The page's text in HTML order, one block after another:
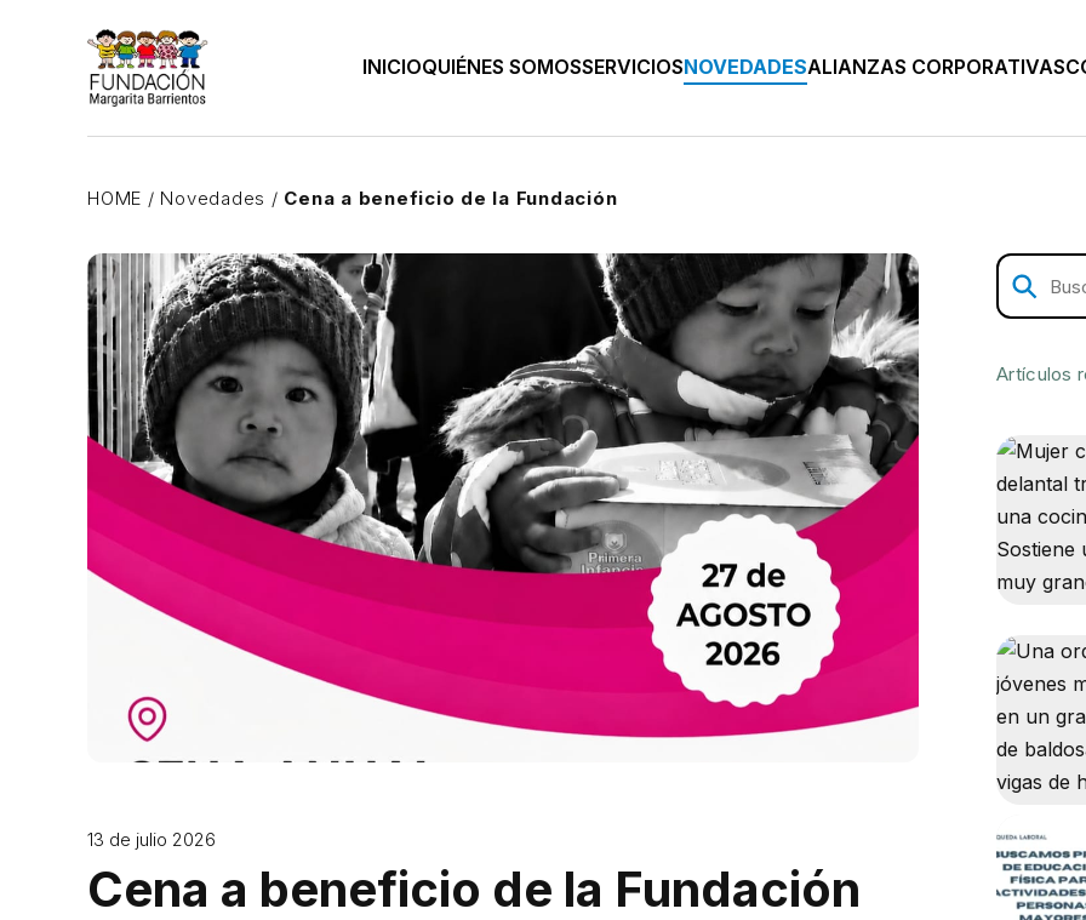
INICIOQUIÉNES SOMOSSERVICIOSNOVEDADESALIANZAS CORPORATIVAS
HOME / Novedades / Cena a beneficio de la Fundación
13 de julio 2026
Cena a beneficio de la Fundación
Artículos